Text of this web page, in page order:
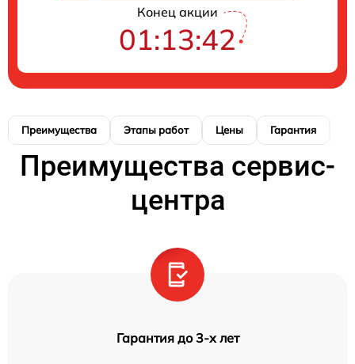
Конец акции
01:13:41
Преимущества Этапы работ Цены Гарантия
Преимущества сервис-
центра
Гарантия до 3-х лет